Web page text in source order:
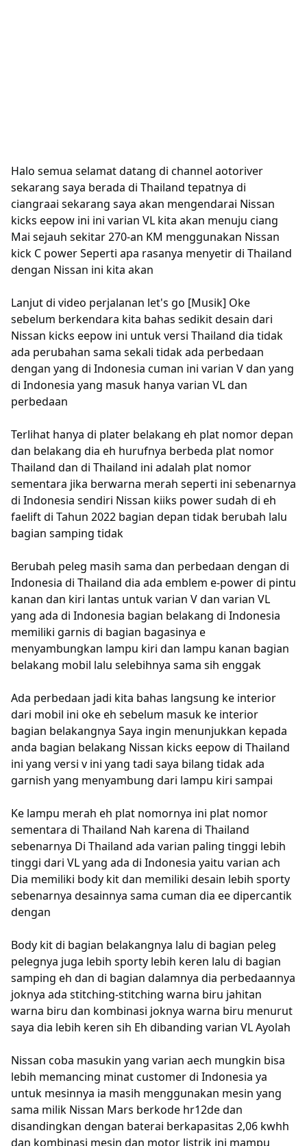
Halo semua selamat datang di channel aotoriver
sekarang saya berada di Thailand tepatnya di
ciangraai sekarang saya akan mengendarai Nissan
kicks eepow ini ini varian VL kita akan menuju ciang
Mai sejauh sekitar 270-an KM menggunakan Nissan
kick C power Seperti apa rasanya menyetir di Thailand
dengan Nissan ini kita akan
Lanjut di video perjalanan let's go [Musik] Oke
sebelum berkendara kita bahas sedikit desain dari
Nissan kicks eepow ini untuk versi Thailand dia tidak
ada perubahan sama sekali tidak ada perbedaan
dengan yang di Indonesia cuman ini varian V dan yang
di Indonesia yang masuk hanya varian VL dan
perbedaan
Terlihat hanya di plater belakang eh plat nomor depan
dan belakang dia eh hurufnya berbeda plat nomor
Thailand dan di Thailand ini adalah plat nomor
sementara jika berwarna merah seperti ini sebenarnya
di Indonesia sendiri Nissan kiiks power sudah di eh
faelift di Tahun 2022 bagian depan tidak berubah lalu
bagian samping tidak
Berubah peleg masih sama dan perbedaan dengan di
Indonesia di Thailand dia ada emblem e-power di pintu
kanan dan kiri lantas untuk varian V dan varian VL
yang ada di Indonesia bagian belakang di Indonesia
memiliki garnis di bagian bagasinya e
menyambungkan lampu kiri dan lampu kanan bagian
belakang mobil lalu selebihnya sama sih enggak
Ada perbedaan jadi kita bahas langsung ke interior
dari mobil ini oke eh sebelum masuk ke interior
bagian belakangnya Saya ingin menunjukkan kepada
anda bagian belakang Nissan kicks eepow di Thailand
ini yang versi v ini yang tadi saya bilang tidak ada
garnish yang menyambung dari lampu kiri sampai
Ke lampu merah eh plat nomornya ini plat nomor
sementara di Thailand Nah karena di Thailand
sebenarnya Di Thailand ada varian paling tinggi lebih
tinggi dari VL yang ada di Indonesia yaitu varian ach
Dia memiliki body kit dan memiliki desain lebih sporty
sebenarnya desainnya sama cuman dia ee dipercantik
dengan
Body kit di bagian belakangnya lalu di bagian peleg
pelegnya juga lebih sporty lebih keren lalu di bagian
samping eh dan di bagian dalamnya dia perbedaannya
joknya ada stitching-stitching warna biru jahitan
warna biru dan kombinasi joknya warna biru menurut
saya dia lebih keren sih Eh dibanding varian VL Ayolah
Nissan coba masukin yang varian aech mungkin bisa
lebih memancing minat customer di Indonesia ya
untuk mesinnya ia masih menggunakan mesin yang
sama milik Nissan Mars berkode hr12de dan
disandingkan dengan baterai berkapasitas 2,06 kwhh
dan kombinasi mesin dan motor listrik ini mampu